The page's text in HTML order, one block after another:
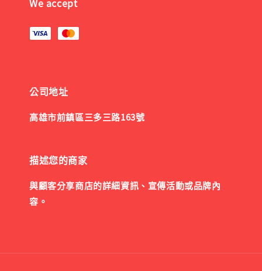
公司地址
高雄市前鎮區三多三路163號
描述您的商家
與顧客分享商店的詳細資訊、宣傳活動或品牌內
容。